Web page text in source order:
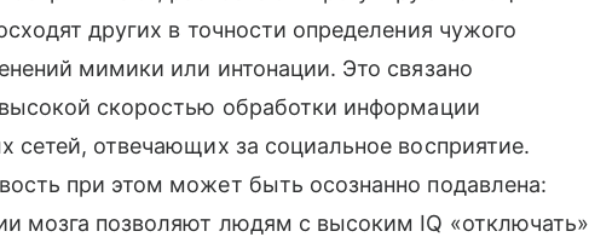
других в точности определения чужого
мимики или интонации. Это связано
скоростью обработки информации
сетей, отвечающих за социальное восприятие.
при этом может быть осознанно подавлена:
мозга позволяют людям с высоким IQ «отключать»